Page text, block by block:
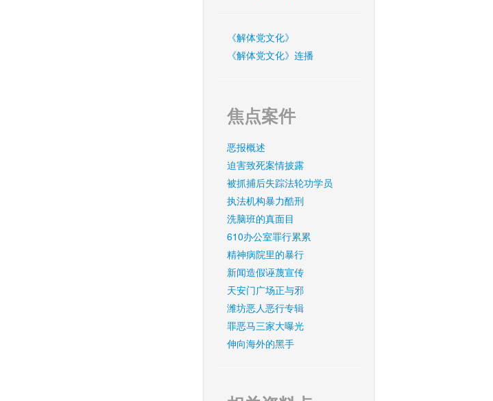
《解体党文化》
《解体党文化》连播
焦点案件
恶报概述
迫害致死案情披露
被抓捕后失踪法轮功学员
执法机构暴力酷刑
洗脑班的真面目
610办公室罪行累累
精神病院里的暴行
新闻造假诬蔑宣传
天安门广场正与邪
潍坊恶人恶行专辑
罪恶马三家大曝光
伸向海外的黑手